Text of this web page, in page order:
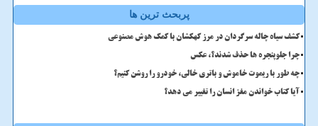
پربحث ترین ها
کشف سیاه چاله سرگردان در مرز کهکشان با کمک هوش مصنوعی
چرا جلوپنجره ها حذف شدند؟، عکس
چه طور با ریموت خاموش و باتری خالی، خودرو را روشن کنیم؟
آیا کتاب خواندن مغز انسان را تغییر می دهد؟